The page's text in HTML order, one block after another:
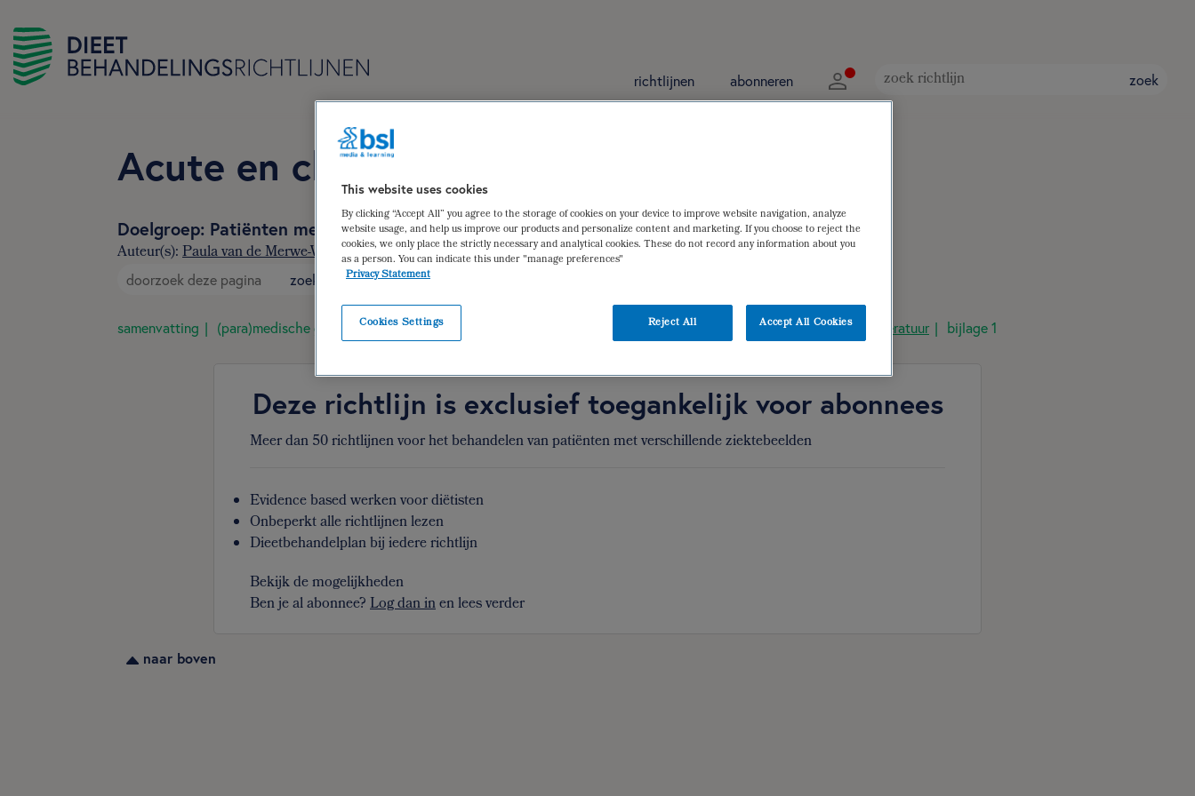
richtlijnen abonneren zoek
Acute en chronische pancreatitis
Doelgroep: Patiënten met acute en chronische pancreatitis
Auteur(s):Paula van de Merwe-Weppner,Eline Zonneveld
zoek
samenvatting (para)medische gegevens diëtistische gegevens dieetbehandelplan feedbackgroep geraadpleegde literatuur bijlage 1
Deze richtlijn is exclusief toegankelijk voor abonnees
Meer dan 50 richtlijnen voor het behandelen van patiënten met verschillende ziektebeelden
Evidence based werken voor diëtisten
Onbeperkt alle richtlijnen lezen
Dieetbehandelplan bij iedere richtlijn
Bekijk de mogelijkheden
Ben je al abonnee?Log dan inen lees verder
naar boven
This website uses cookies
By clicking “Accept All” you agree to the storage of cookies on your device to improve website navigation, analyze
website usage, and help us improve our products and personalize content and marketing. If you choose to reject the
cookies, we only place the strictly necessary and analytical cookies. These do not record any information about you
as a person. You can indicate this under "manage preferences"
Privacy Statement
Cookies Settings Reject All Accept All Cookies